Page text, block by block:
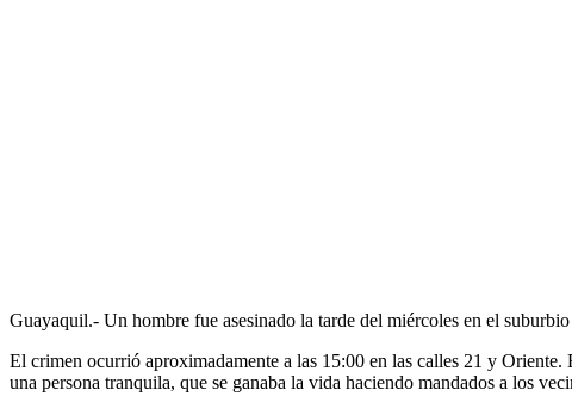
Guayaquil.- Un hombre fue asesinado la tarde del miércoles en el
El crimen ocurrió aproximadamente a las 15:00 en las calles 21 y
una persona tranquila, que se ganaba la vida haciendo mandados a los